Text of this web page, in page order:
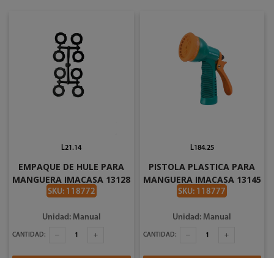
EMPAQUE DE HULE PARA
MANGUERA IMACASA 13128
SKU: 118772
L21.14
Unidad: Manual
CANTIDAD:
PISTOLA PLASTICA PARA
MANGUERA IMACASA 13145
SKU: 118777
L184.25
Unidad: Manual
CANTIDAD: